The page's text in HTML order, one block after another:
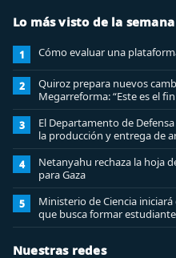
Lo más visto de la semana
1 Cómo evaluar una
2
Quiroz prepara nuevos
Megarreforma: “Este es el
3
El Departamento de
la producción y entrega de
4
Netanyahu rechaza la hoja
para Gaza
5
Ministerio de Ciencia
que busca formar
ciberseguridad
Nuestras redes